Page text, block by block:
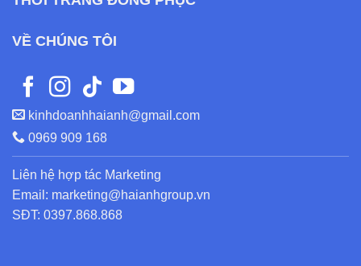
VỀ CHÚNG TÔI
kinhdoanhhaianh@gmail.com
0969 909 168
Liên hệ hợp tác Marketing
Email: marketing@haianhgroup.vn
SĐT: 0397.868.868